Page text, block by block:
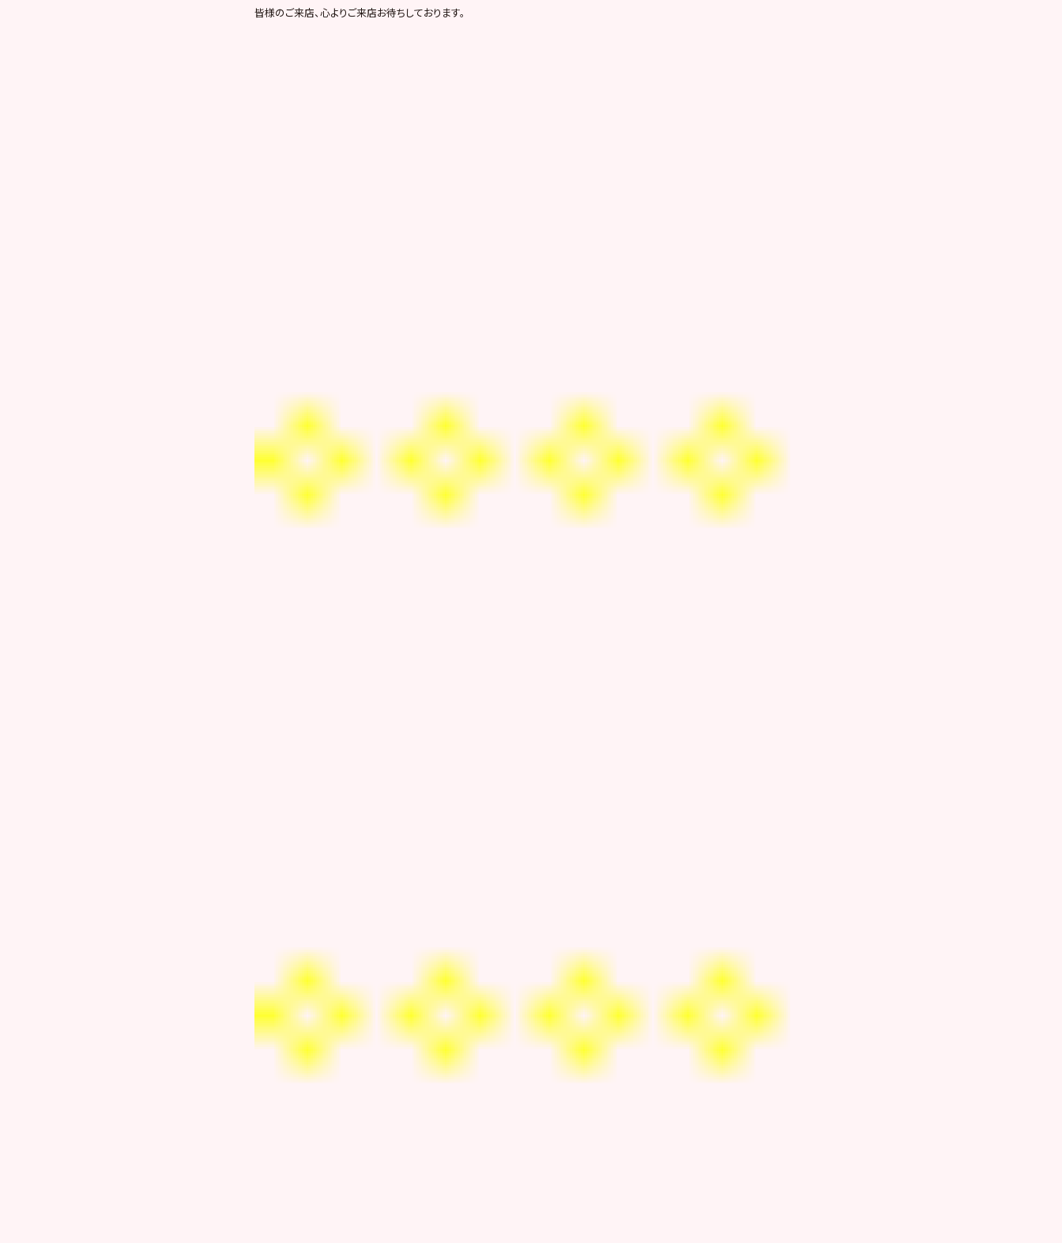
皆様のご来店、心よりご来店お待ちしております。